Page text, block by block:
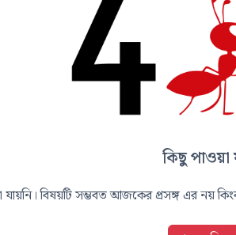
কিছু পাওয়া
বিষয়টি সম্ভবত আজকের প্রসঙ্গ এর নয়